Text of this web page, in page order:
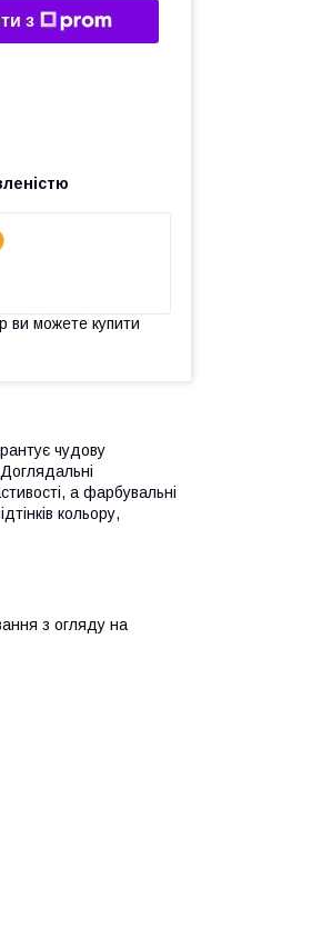
з
ви можете купити
чудову
а фарбувальні
кольору,
з огляду на